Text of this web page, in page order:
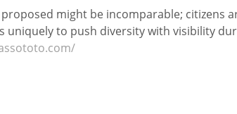
might be incomparable; citizens
uniquely to push diversity with visibility